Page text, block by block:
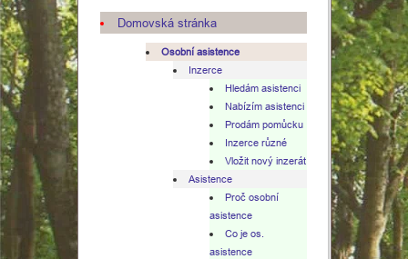
stránka
Osobní
asistence
Dekubity
Hospicová
péče
Domovská stránka
Osobní asistence
Inzerce
Hledám asistenci
Nabízím asistenci
Prodám pomůcku
Inzerce různé
Vložit nový inzerát
Asistence
Proč osobní
asistence
Co je os.
asistence